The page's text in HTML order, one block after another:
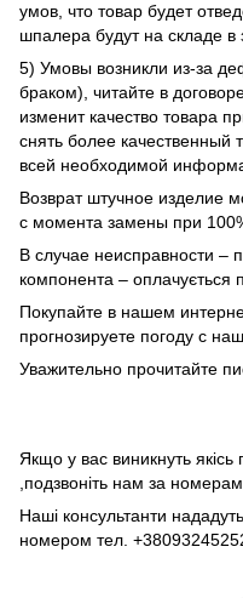
умов, что товар будет
шпалера будут на складе в
5) Умовы возникли из-за
браком), читайте в
изменит качество товара
снять более качественный
всей необходимой
Возврат штучное изделие
с момента замены при
В случае неисправности –
компонента – оплачується
Покупайте в нашем
прогнозируете погоду с
Уважительно прочитайте
Якщо у вас виникнуть якісь
,подзвоніть нам за
Наші консультанти
номером тел.